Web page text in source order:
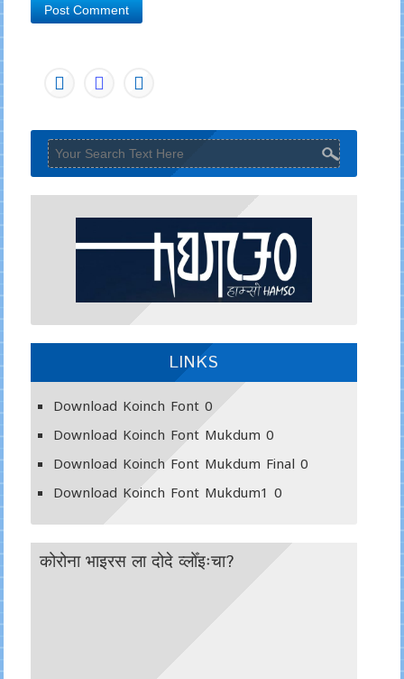
LINKS
Download Koinch Font0
Download Koinch Font Mukdum 0
Download Koinch Font Mukdum Final 0
Download Koinch Font Mukdum1 0
कोरोना भाइरस ला दोदे व्लोँइःचा?